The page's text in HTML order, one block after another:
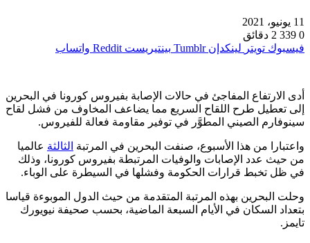
11 يونيو، 2021
0
2 دقائق
فيسبوك تويتر لينكدإن بينتيريست واتساب
أدى الارتفاع المفاجئ في حالات الإصابة بفيروس كورونا في البحرين
إلى تعطيل طرح اللقاح السريع مما يضاعف المخاوف من فشل لقاح
سينوفارم الصيني المطوَّر في توفير مقاومة فعالة للفيروس.
واعتبارا من هذا الأسبوع، صنفت البحرين في المرتبة الثالثة عالميا
من حيث عدد الإصابات والوفيات المرتبطة بفيروس كورونا، وذلك
في ظل تخبط قرارات الحكومة وفشلها في السيطرة على الوباء.
وحلت البحرين بهذه المرتبة المتقدمة من حيث الدول الموبوءة قياسا
بتعداد السكان في الأيام السبعة الماضية، بحسب صحيفة نيويورك
تايمز.